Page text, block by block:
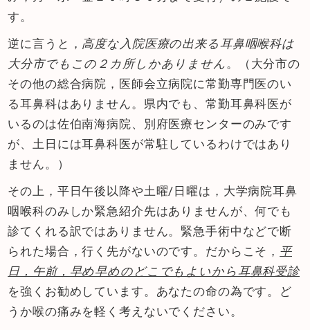
す。
逆に言うと， 高度な入院医療の出来る耳鼻咽喉科は
大分市でもこの２カ所しかありません 。（大分市の
その他の総合病院，医師会立病院に常勤専門医のい
る耳鼻科はありません。県内でも、常勤耳鼻科医が
いるのは佐伯南海病院、別府医療センターのみです
が、土日には耳鼻科医が常駐しているわけではあり
ません。）
その上，平日午後以降や土曜/日曜は，大学病院耳鼻
咽喉科のみしか緊急紹介先はありませんが、何でも
診てくれる訳ではありません。緊急手術中などで断
られた場合，行く先がないのです。だからこそ， 平
日，午前，早め早めのどこでもよいから耳鼻科受診
を強くお勧めしています。あなたの命の為です。ど
うか喉の痛みを軽く考えないでください。